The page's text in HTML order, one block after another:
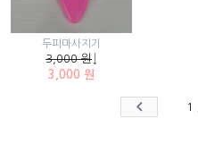
두피마사지기
3,000 원
3,000 원
1